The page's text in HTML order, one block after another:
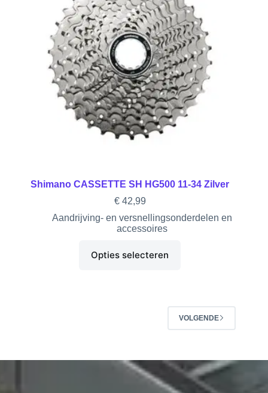
Shimano CASSETTE SH HG500 11-34 Zilver
€42,99
Aandrijving- en versnellingsonderdelen en
accessoires
Opties selecteren
VOLGENDE